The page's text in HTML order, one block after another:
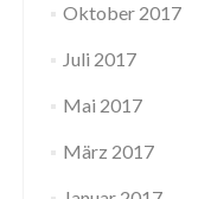
Oktober 2017
Juli 2017
Mai 2017
März 2017